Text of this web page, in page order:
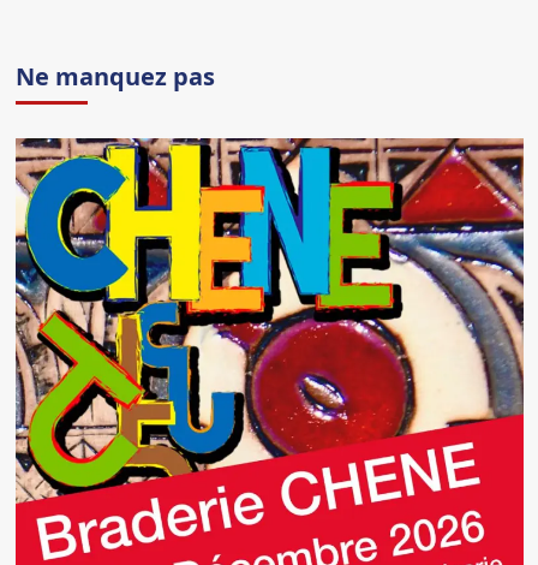
Ne manquez pas